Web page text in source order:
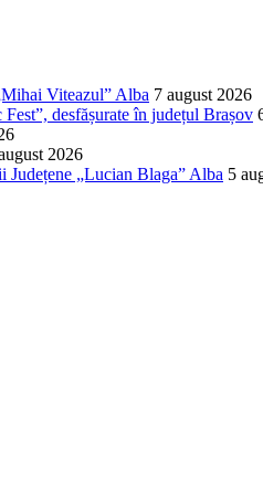
Viteazul” Alba 7 august 2026
desfășurate în județul Brașov
2026
Județene „Lucian Blaga” Alba 5